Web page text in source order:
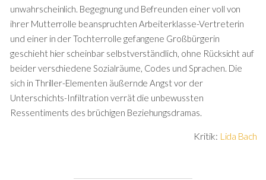
unwahrscheinlich. Begegnung und Befreunden einer voll von
ihrer Mutterrolle beanspruchten Arbeiterklasse-Vertreterin
und einer in der Tochterrolle gefangene Großbürgerin
geschieht hier scheinbar selbstverständlich, ohne Rücksicht auf
beider verschiedene Sozialräume, Codes und Sprachen. Die
sich in Thriller-Elementen äußernde Angst vor der
Unterschichts-Infiltration verrät die unbewussten
Ressentiments des brüchigen Beziehungsdramas.
Kritik: Lida Bach